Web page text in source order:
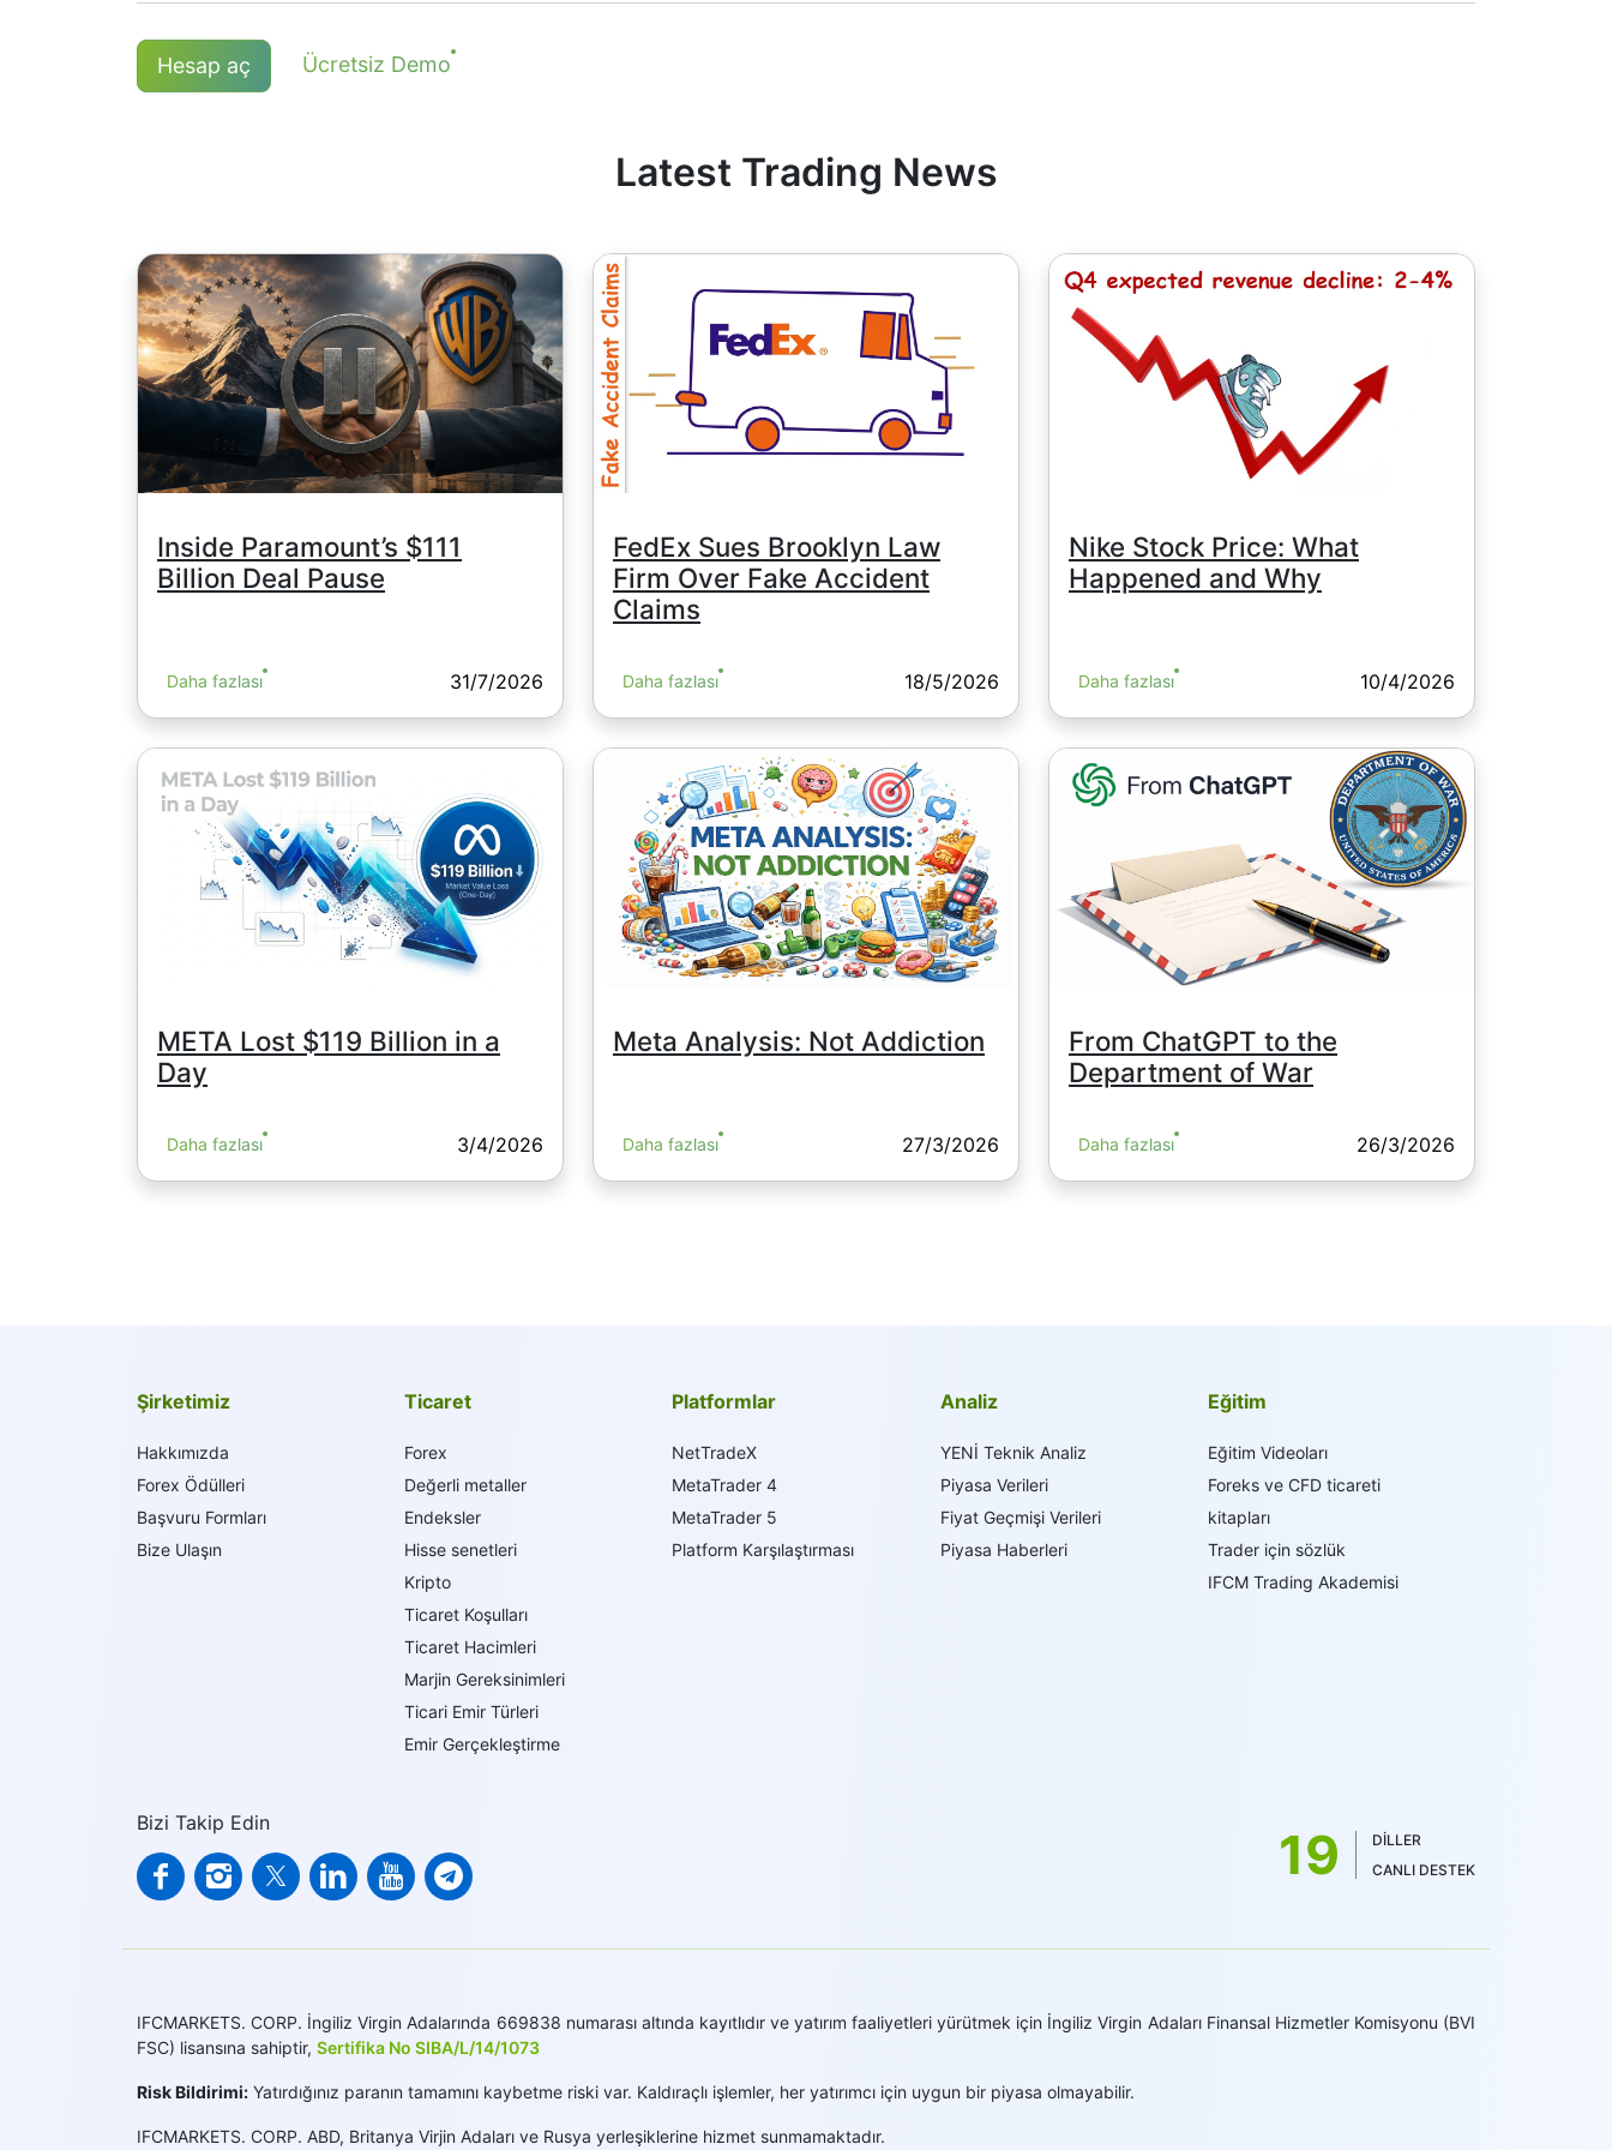
CAD. Komisyon, pozisyonu açarken ve kapatırken kesilir.
NetTradeX ve MT4 platformlarında bir işlem için minimum komisyon, minimum komisyonu 8 HKD olan Çin hisse senetleri, 100 JPY olan
Japon hisse senetleri ve 1,5 CAD olan Kanada hisse senetleri hariç olmak üzere, 1 karşıt para birimine eşittir. MT5 platformu için minimum
Açık CFD pozisyonu olanlar temettü ödemesi mıktarına eşit temettü alıyor.
Tahakkuk edilen olumlu temettü düzeltmesinden vergi tutulması, ayrıca düzeltmenin eklenmesi/kesilmesi için komisyon mümkündür.
" tablosunda bulunur.".
Hesap aç Ücretsiz Demo
Latest Trading News
Inside Paramount’s $111
Billion Deal Pause
Daha fazlası 31/7/2026
FedEx Sues Brooklyn Law
Firm Over Fake Accident
Claims
Daha fazlası 18/5/2026
Nike Stock Price: What
Happened and Why
Daha fazlası 10/4/2026
META Lost $119 Billion in a
Day
Daha fazlası 3/4/2026
Meta Analysis: Not Addiction
Daha fazlası 27/3/2026
From ChatGPT to the
Department of War
Daha fazlası 26/3/2026
Şirketimiz
Hakkımızda
Forex Ödülleri
Başvuru Formları
Bize Ulaşın
Ticaret
Forex
Değerli metaller
Endeksler
Hisse senetleri
Kripto
Ticaret Koşulları
Ticaret Hacimleri
Marjin Gereksinimleri
Ticari Emir Türleri
Emir Gerçekleştirme
Platformlar
NetTradeX
MetaTrader 4
MetaTrader 5
Platform Karşılaştırması
Analiz
YENİ Teknik Analiz
Piyasa Verileri
Fiyat Geçmişi Verileri
Piyasa Haberleri
Eğitim
Eğitim Videoları
Foreks ve CFD ticareti
kitapları
Trader için sözlük
IFCM Trading Akademisi
Bizi Takip Edin 19
DİLLER
CANLI DESTEK
IFCMARKETS. CORP. İngiliz Virgin Adalarında 669838 numarası altında kayıtlıdır ve yatırım faaliyetleri yürütmek için İngiliz Virgin Adaları Finansal Hizmetler Komisyonu (BVI
FSC) lisansına sahiptir, Sertifika No SIBA/L/14/1073
Risk Bildirimi: Yatırdığınız paranın tamamını kaybetme riski var. Kaldıraçlı işlemler, her yatırımcı için uygun bir piyasa olmayabilir.
IFCMARKETS. CORP. ABD, Britanya Virjin Adaları ve Rusya yerleşiklerine hizmet sunmamaktadır.